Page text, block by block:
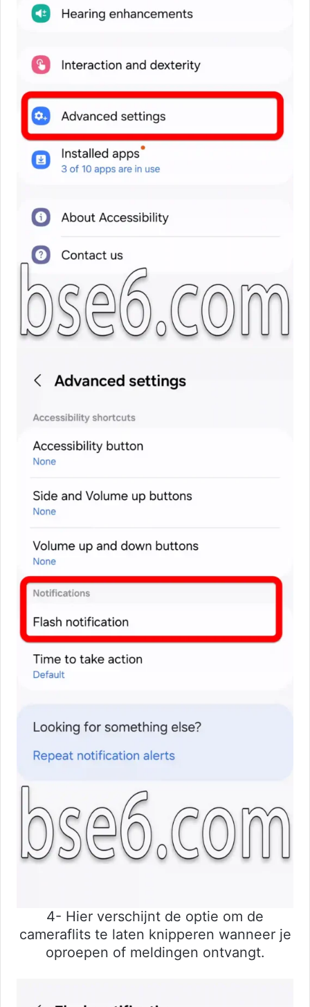
4- Hier verschijnt de optie om de
cameraflits te laten knipperen wanneer je
oproepen of meldingen ontvangt.